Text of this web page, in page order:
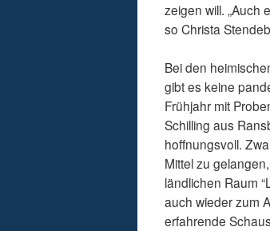
zeigen will. „Auch
so Christa
Bei den
gibt es keine
Frühjahr mit
Schilling aus
hoffnungsvoll.
Mittel zu
ländlichen Raum
auch wieder zum
erfahrende